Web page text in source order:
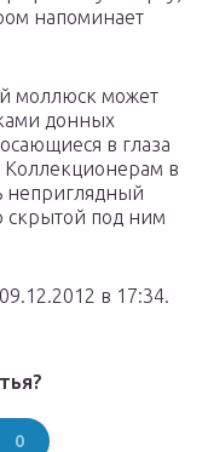
напоминает
моллюск может
донных
в глаза
Коллекционерам в
неприглядный
скрытой под ним
в 17:34.
0